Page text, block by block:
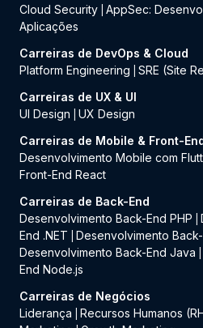
Cloud Security AppSec:
Aplicações
Carreiras de DevOps & Cloud
Platform Engineering
SRE (Site
Carreiras de UX & UI
UI Design
UX Design
Carreiras de Mobile & Front-
Desenvolvimento Mobile com
Front-End React
Carreiras de Back-End
Desenvolvimento Back-End PHP
End .NET
Desenvolvimento
Desenvolvimento Back-End Java
End Node.js
Carreiras de Negócios
Liderança
Recursos Humanos